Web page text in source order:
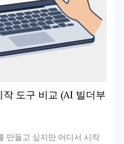
도구 비교 (AI 빌더부
만들고 싶지만 어디서 시작